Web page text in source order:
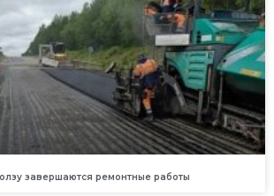
завершаются ремонтные работы